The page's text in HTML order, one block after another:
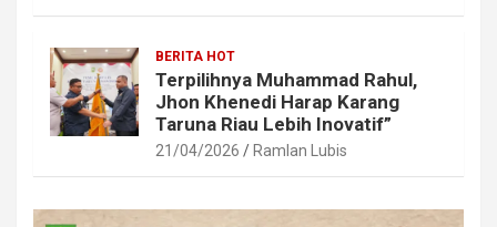
BERITA HOT
Terpilihnya Muhammad Rahul,
Jhon Khenedi Harap Karang
Taruna Riau Lebih Inovatif”
21/04/2026 Ramlan Lubis